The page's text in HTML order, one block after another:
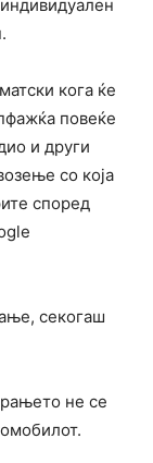
кога ќе
повеќе
и други
со која
според
секогаш
не се